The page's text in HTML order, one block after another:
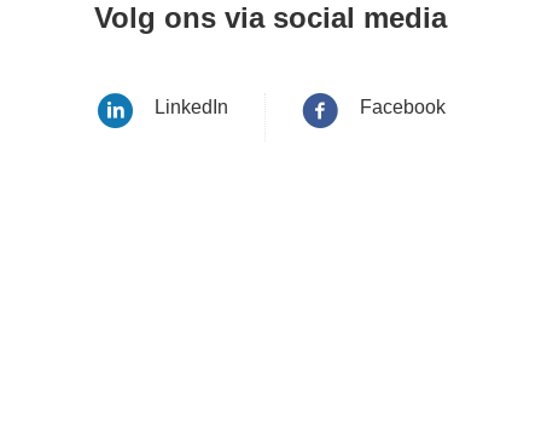
Volg ons via social media
LinkedIn Facebook